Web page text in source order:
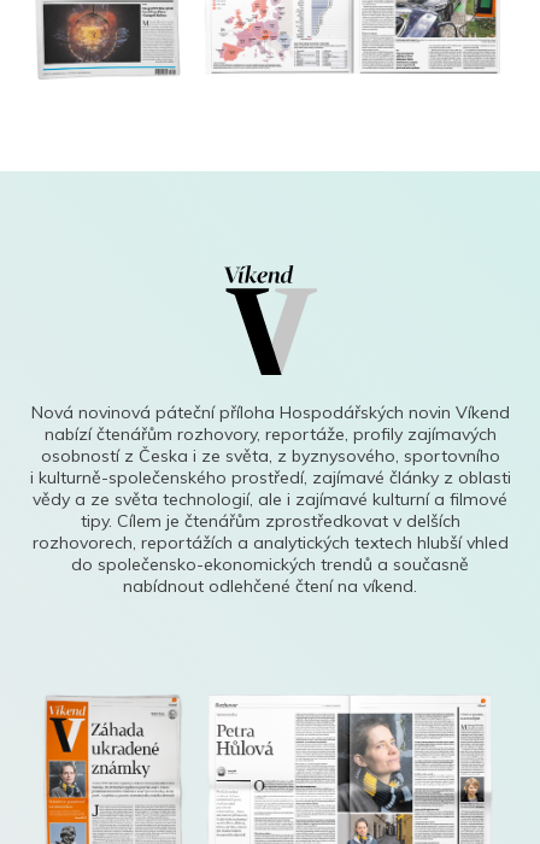
Nová novinová páteční příloha Hospodářských novin Víkend
nabízí čtenářům rozhovory, reportáže, profily zajímavých
osobností z Česka i ze světa, z byznysového, sportovního
i kulturně-společenského prostředí, zajímavé články z oblasti
vědy a ze světa technologií, ale i zajímavé kulturní a filmové
tipy. Cílem je čtenářům zprostředkovat v delších
rozhovorech, reportážích a analytických textech hlubší vhled
do společensko-ekonomických trendů a současně
nabídnout odlehčené čtení na víkend.